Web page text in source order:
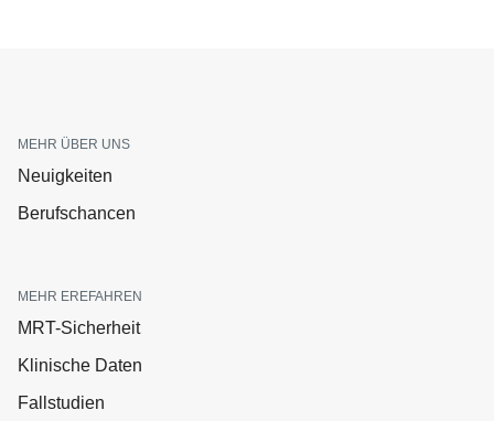
MEHR ÜBER UNS
Neuigkeiten
Berufschancen
MEHR EREFAHREN
MRT-Sicherheit
Klinische Daten
Fallstudien